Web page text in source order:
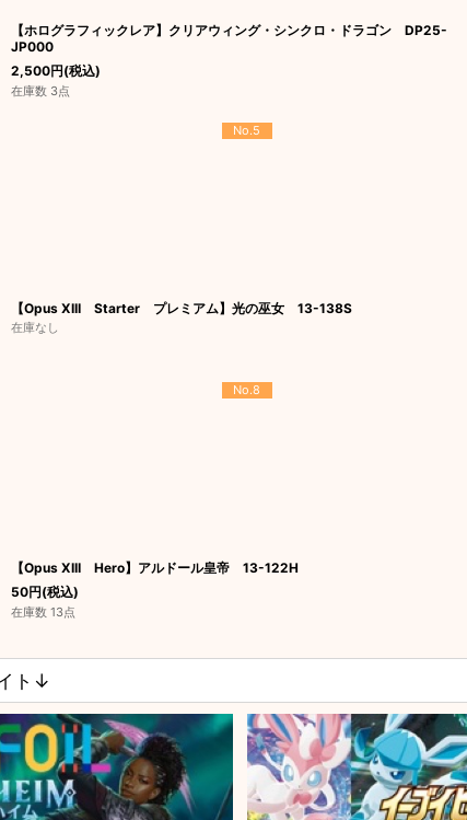
【ホログラフィックレア】クリアウィング・シンクロ・ドラゴン DP25-
JP000
2,500円(税込)
在庫数 3点
No.5
【Opus XIII Starter プレミアム】光の巫女 13-138S
在庫なし
No.8
【Opus XIII Hero】アルドール皇帝 13-122H
50円(税込)
在庫数 13点
ト↓